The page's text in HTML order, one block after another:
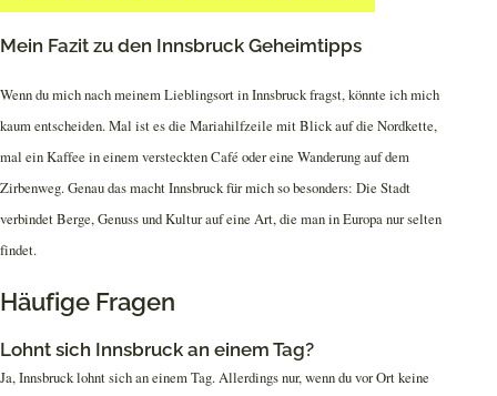
Mein Fazit zu den Innsbruck Geheimtipps
Wenn du mich nach meinem Lieblingsort in Innsbruck fragst, könnte ich mich
kaum entscheiden. Mal ist es die Mariahilfzeile mit Blick auf die Nordkette,
mal ein Kaffee in einem versteckten Café oder eine Wanderung auf dem
Zirbenweg. Genau das macht Innsbruck für mich so besonders: Die Stadt
verbindet Berge, Genuss und Kultur auf eine Art, die man in Europa nur selten
findet.
Häufige Fragen
Lohnt sich Innsbruck an einem Tag?
Ja, Innsbruck lohnt sich an einem Tag. Allerdings nur, wenn du vor Ort keine